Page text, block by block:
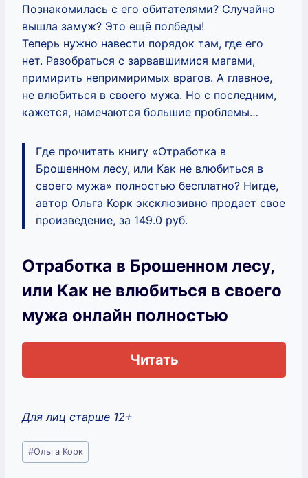
Познакомилась с его обитателями? Случайно
вышла замуж? Это ещё полбеды!
Теперь нужно навести порядок там, где его
нет. Разобраться с зарвавшимися магами,
примирить непримиримых врагов. А главное,
не влюбиться в своего мужа. Но с последним,
кажется, намечаются большие проблемы…
Где прочитать книгу «Отработка в
Брошенном лесу, или Как не влюбиться в
своего мужа» полностью бесплатно? Нигде,
автор Ольга Корк эксклюзивно продает свое
произведение, за 149.0 руб.
Отработка в Брошенном лесу,
или Как не влюбиться в своего
мужа онлайн полностью
Читать
Для лиц старше 12+
Метки
записи:
#Ольга Корк